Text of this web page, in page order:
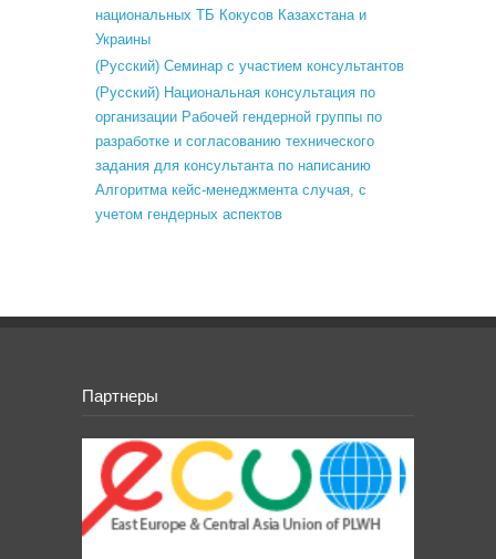
национальных ТБ Кокусов Казахстана и
Украины
(Русский) Семинар с участием консультантов
(Русский) Национальная консультация по
организации Рабочей гендерной группы по
разработке и согласованию технического
задания для консультанта по написанию
Алгоритма кейс-менеджмента случая, с
учетом гендерных аспектов
Партнеры